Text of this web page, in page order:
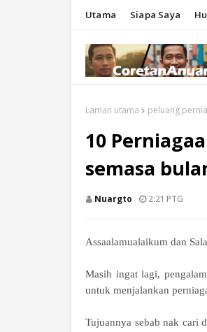
Utama Siapa Saya
Laman utama peluang
10
semasa
Nuargto 2:21 PTG
Assaalamualaikum dan
Masih ingat lagi,
untuk menjalankan
Tujuannya sebab nak cari